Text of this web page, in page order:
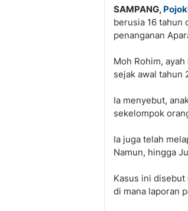
SAMPANG, Pojok
berusia 16 tahun
penanganan
Moh Rohim,
sejak awal tahun
Ia menyebut,
sekelompok
Ia juga telah
Namun, hingga
Kasus ini disebut
di mana laporan